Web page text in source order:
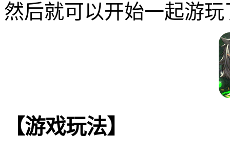
然后就可以开始一起游玩
【游戏玩法】